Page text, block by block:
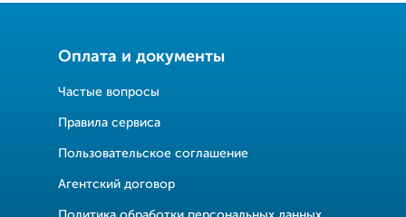
Оплата и документы
Частые вопросы
Правила сервиса
Пользовательское соглашение
Агентский договор